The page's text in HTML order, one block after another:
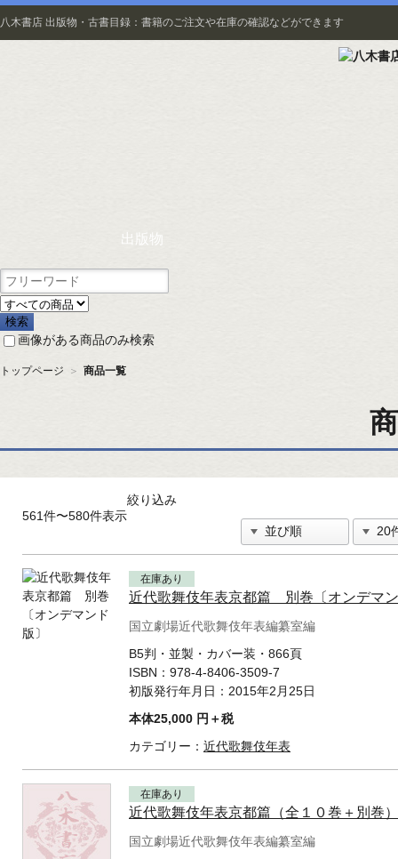
八木書店 出版物・古書目録：書籍のご注文や在庫の確認などができます
出版物
画像がある商品のみ検索
トップページ ＞ 商品一覧
561件〜580件表示
絞り込み
在庫あり
近代歌舞伎年表京都篇 別巻〔オンデマ
国立劇場近代歌舞伎年表編纂室編
B5判・並製・カバー装・866頁
ISBN： 978-4-8406-3509-7
初版発行年月日： 2015年2月25日
本体25,000 円＋税
カテゴリー： 近代歌舞伎年表
在庫あり
近代歌舞伎年表京都篇（全１０巻＋別巻
国立劇場近代歌舞伎年表編纂室編